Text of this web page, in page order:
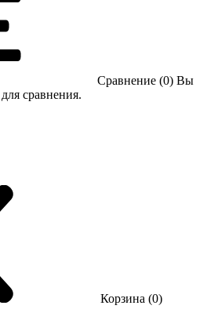
Сравнение (0) Вы
сравнения.
Корзина (0)